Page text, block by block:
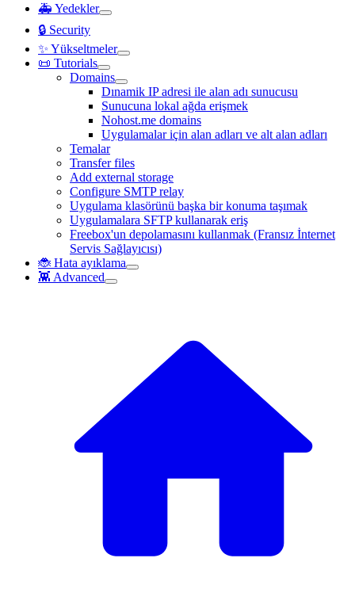
🚑 Yedekler
🔒 Security
✨ Yükseltmeler
📜 Tutorials
Domains
Dınamik IP adresi ile alan adı sunucusu
Sunucuna lokal ağda erişmek
Nohost.me domains
Uygulamalar için alan adları ve alt alan adları
Temalar
Transfer files
Add external storage
Configure SMTP relay
Uygulama klasörünü başka bir konuma taşımak
Uygulamalara SFTP kullanarak eriş
Freebox'un depolamasını kullanmak (Fransız İnternet
Servis Sağlayıcısı)
🐞 Hata ayıklama
👾 Advanced